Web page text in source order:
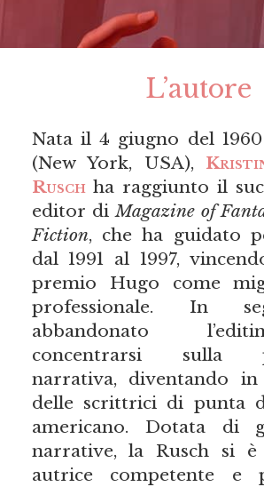
L’autore
Nata il 4 giugno del
(New York, USA),
Ruschha raggiunto il
editor diMagazine of
Fiction, che ha guidato
dal 1991 al 1997,
premio Hugo come
professionale. In
abbandonato
concentrarsi sulla
narrativa, diventando
delle scrittrici di punta
americano. Dotata di
narrative, la Rusch si è
autrice competente e